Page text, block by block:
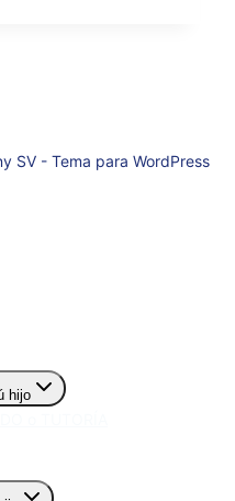
SV - Tema para WordPress
hijo